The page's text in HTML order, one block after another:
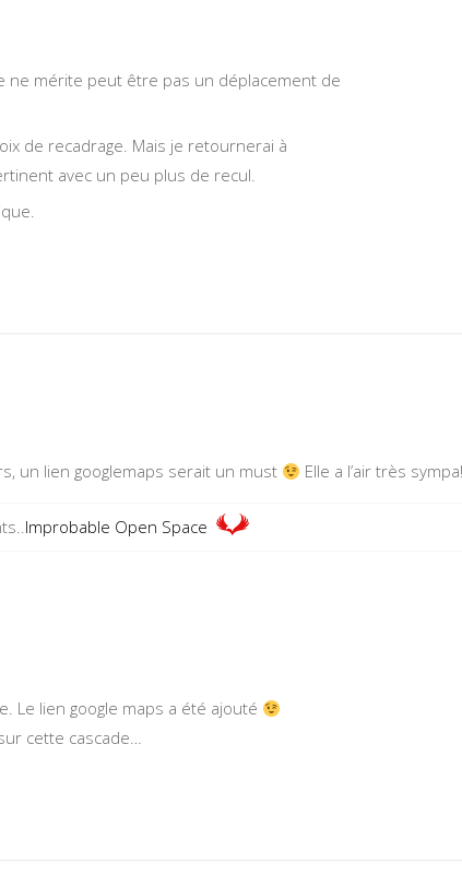
ne mérite peut être pas un déplacement de
de recadrage. Mais je retournerai à
avec un peu plus de recul.
un lien googlemaps serait un must
Elle a l’air très
Improbable Open Space
Le lien google maps a été ajouté
cette cascade…